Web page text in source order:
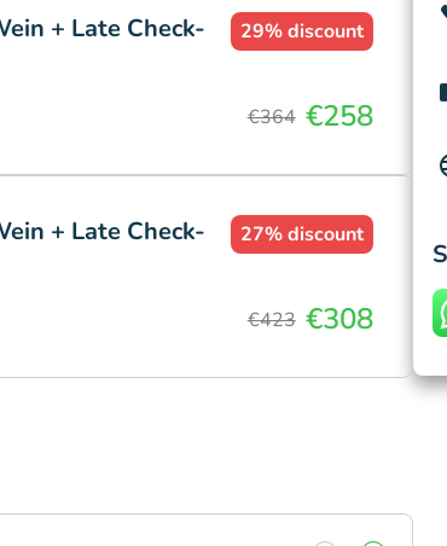
+ Late Check-
29%discount
€364 €258
+ Late Check-
27%discount
€423 €308